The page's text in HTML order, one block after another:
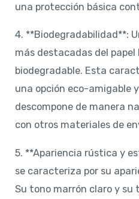
una protección básica
4. **Biodegradabilidad**:
más destacadas del
biodegradable. Esta
una opción eco-amigable
descompone de manera
con otros materiales de
5. **Apariencia rústica y
se caracteriza por su
Su tono marrón claro y su